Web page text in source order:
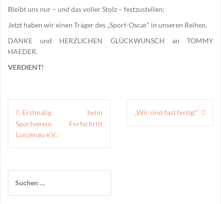
Bleibt uns nur – und das voller Stolz – festzustellen:
Jetzt haben wir einen Träger des „Sport-Oscar“ in unseren Reihen.
DANKE und HERZLICHEN GLÜCKWUNSCH an TOMMY
HAEDER.
VERDIENT!
Beitragsnavigation
Erstmalig beim
Sportverein Fortschritt
Lunzenau e.V.:
„Wir sind fast fertig!“
nach: